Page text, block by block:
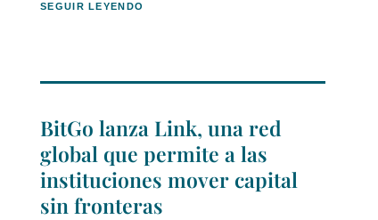
SEGUIR LEYENDO
BitGo lanza Link, una red
global que permite a las
instituciones mover capital
sin fronteras